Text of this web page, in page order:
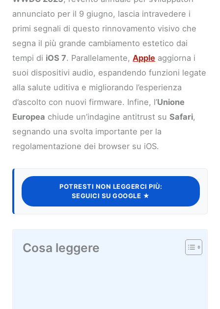
annunciato per il 9 giugno, lascia intravedere i
primi segnali di questo rinnovamento visivo che
segna il più grande cambiamento estetico dai
tempi di iOS 7. Parallelamente,Apple aggiorna i
suoi dispositivi audio, espandendo funzioni legate
alla salute uditiva e migliorando l’esperienza
d’ascolto con nuovi firmware. Infine, l’Unione
Europea chiude un’indagine antitrust suSafari,
segnando una svolta importante per la
regolamentazione dei browser su iOS.
POTRESTI NON LEGGERCI PIÙ:
SEGUICI SU GOOGLE ★
Cosa leggere